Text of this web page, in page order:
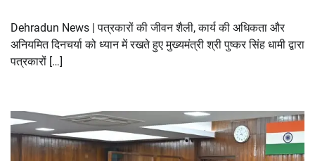
Dehradun News | पत्रकारों की जीवन शैली, कार्य की अधिकता और
अनियमित दिनचर्या को ध्यान में रखते हुए मुख्यमंत्री श्री पुष्कर सिंह धामी द्वारा
पत्रकारों […]